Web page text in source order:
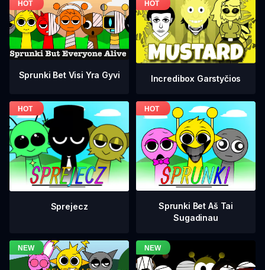
Sprunki Bet Visi Yra Gyvi Incredibox Garstyčios
Sprejecz
Sprunki Bet Aš Tai
Sugadinau